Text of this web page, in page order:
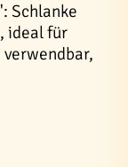
Schlanke
ideal für